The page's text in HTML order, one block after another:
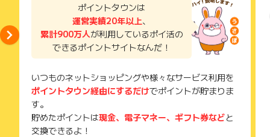
ポイントタウンは
運営実績20年以上、
累計900万人が利用しているポイ活の
できるポイントサイトなんだ！
いつものネットショッピングや様々なサービス利用を
ポイントタウン経由にするだけでポイントが貯まりま
す。
貯めたポイントは現金、電子マネー、ギフト券などと
交換できるよ！